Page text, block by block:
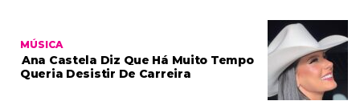
SBT
MÚSICA
Ana Castela Diz Que Há Muito Tempo
Queria Desistir De Carreira